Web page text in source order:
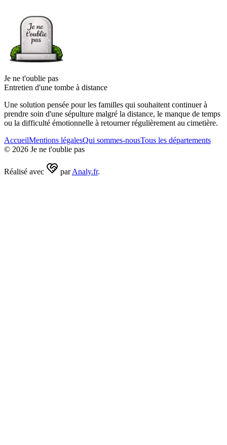
Je ne t'oublie pas
Entretien d'une tombe à distance
Une solution pensée pour les familles qui souhaitent continuer à
prendre soin d'une sépulture malgré la distance, le manque de temps
ou la difficulté émotionnelle à retourner régulièrement au cimetière.
AccueilMentions légalesQui sommes-nousTous les départements
© 2026 Je ne t'oublie pas
Réalisé avec par Analy.fr.